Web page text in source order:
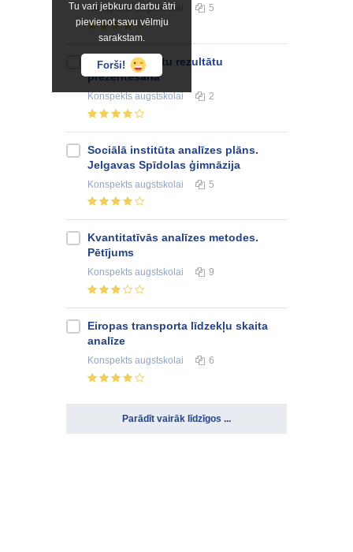
Tu vari jebkuru darbu ātri
pievienot savu vēlmju
sarakstam.
Forši!
Konspekts augstskolai 5
Kvalitatīvo datu rezultātu
prezentēšana
Konspektsaugstskolai 2
Sociālā institūta analīzes plāns.
Jelgavas Spīdolas ģimnāzija
Konspekts augstskolai 5
Kvantitatīvās analīzes metodes.
Pētījums
Konspekts augstskolai 9
Eiropas transporta līdzekļu skaita
analīze
Konspekts augstskolai 6
Parādīt vairāk līdzīgos ...